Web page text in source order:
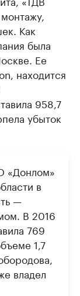
Как
была
Ее
находится
958,7
убыток
«Донлом»
в
—
В 2016
769
1,7
владел